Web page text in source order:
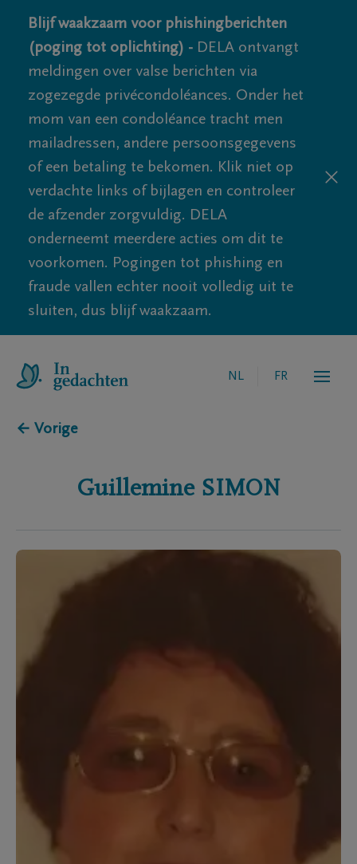
Blijf waakzaam voor phishingberichten
(poging tot oplichting) - DELA ontvangt
meldingen over valse berichten via
zogezegde privécondoléances. Onder het
mom van een condoléance tracht men
mailadressen, andere persoonsgegevens
of een betaling te bekomen. Klik niet op
verdachte links of bijlagen en controleer
de afzender zorgvuldig. DELA
onderneemt meerdere acties om dit te
voorkomen. Pogingen tot phishing en
fraude vallen echter nooit volledig uit te
sluiten, dus blijf waakzaam.
NL FR
← Vorige
Guillemine SIMON